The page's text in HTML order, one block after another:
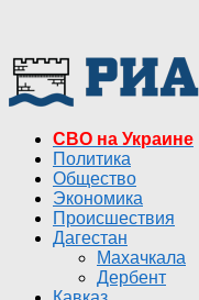
СВО на Украине
Политика
Общество
Экономика
Происшествия
Дагестан
Махачкала
Дербент